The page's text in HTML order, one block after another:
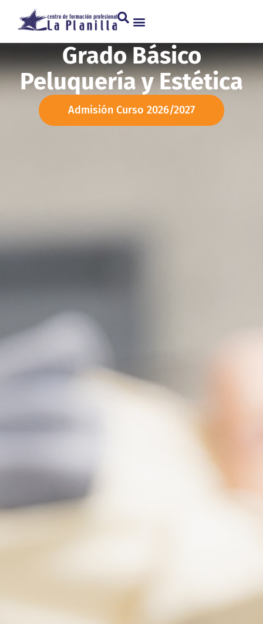
Grado Básico
Peluquería y Estética
Admisión Curso 2026/2027